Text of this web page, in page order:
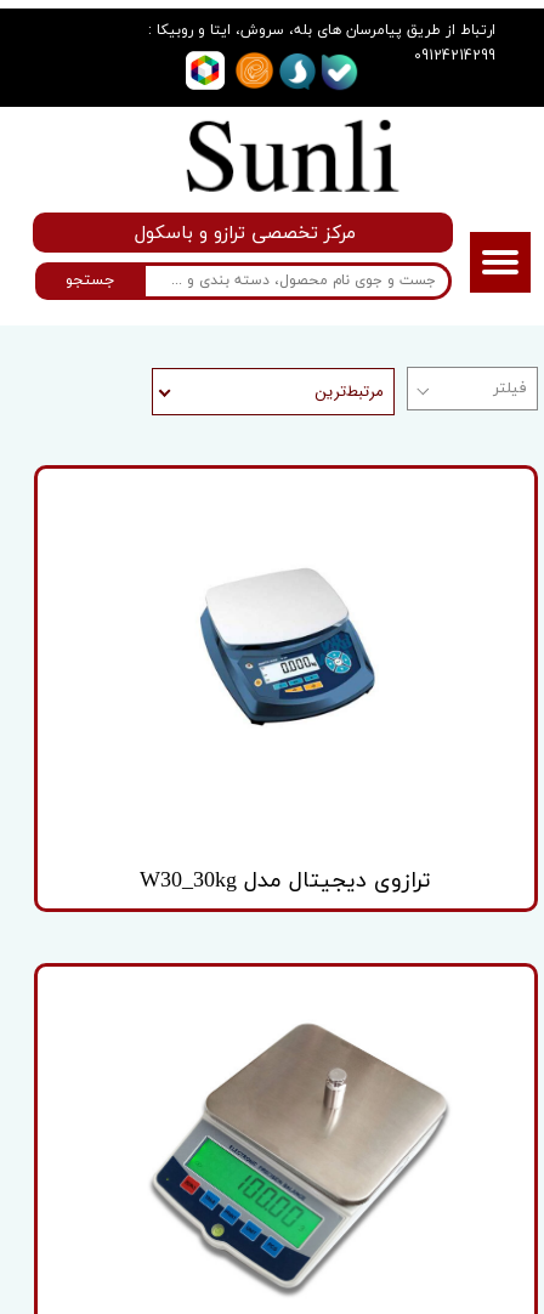
ارتباط از طریق پیامرسان های بله، سروش، ایتا و روبیکا :
09124214299
جستجو
مرکز تخصصی ترازو و باسکول
مرتبط‌ترین
ترازوی دیجیتال مدل W30_30kg